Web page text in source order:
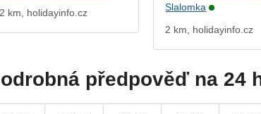
2 km, holidayinfo.cz
Slalomka
2 km, holidayinfo.cz
předpověď na 24